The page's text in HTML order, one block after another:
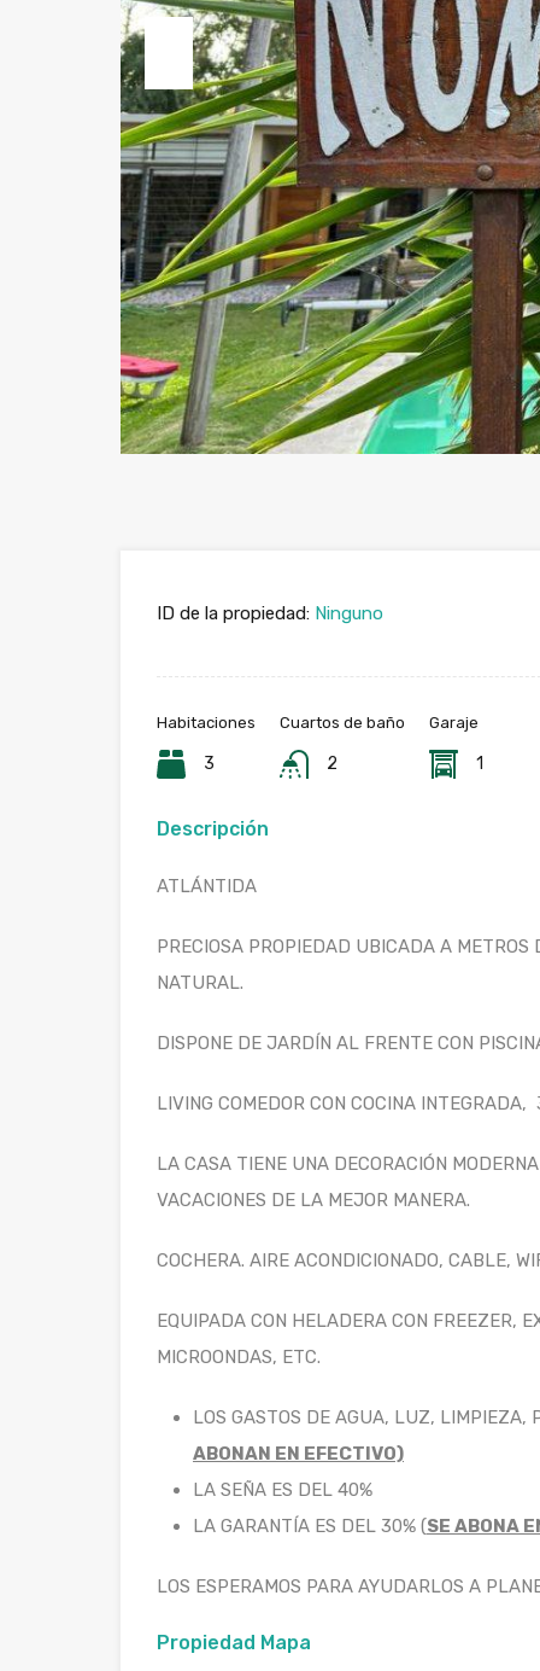
Previous
ID de la propiedad: Ninguno
Habitaciones
3
Cuartos de baño
2
Garaje
1
Descripción
ATLÁNTIDA
PRECIOSA PROPIEDAD UBICADA A
NATURAL.
DISPONE DE JARDÍN AL FRENTE CON
LIVING COMEDOR CON COCINA
LA CASA TIENE UNA DECORACIÓN
VACACIONES DE LA MEJOR MANERA.
COCHERA. AIRE ACONDICIONADO, CABLE,
EQUIPADA CON HELADERA CON FREEZER,
MICROONDAS, ETC.
LOS GASTOS DE AGUA, LUZ,
ABONAN EN EFECTIVO)
LA SEÑA ES DEL 40%
LA GARANTÍA ES DEL 30% (SE ABONA
LOS ESPERAMOS PARA AYUDARLOS A
Propiedad Mapa